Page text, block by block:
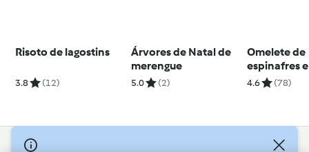
Risoto de lagostins
3.8 (12)
Árvores de Natal de
merengue
5.0 (2)
Omelete de
espinafres
4.6 (78)